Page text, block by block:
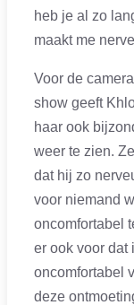
heb je al zo
maakt me
Voor de
show geeft
haar ook
weer te zien.
dat hij zo
voor niemand
oncomfortabel
er ook voor dat
oncomfortabel
deze